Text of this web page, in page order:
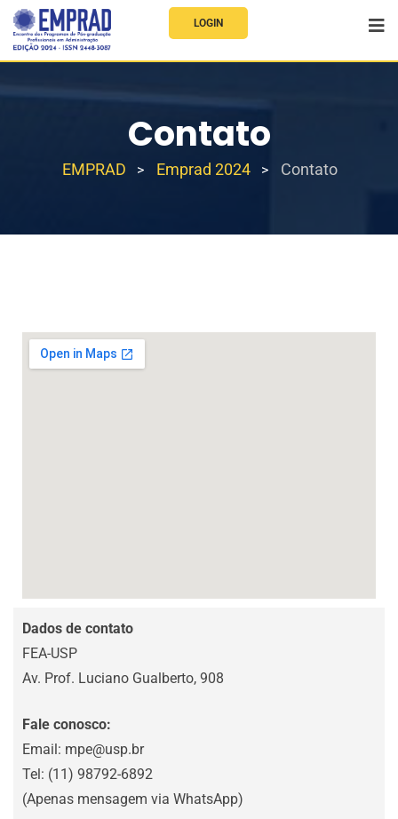
LOGIN
Contato
EMPRAD > Emprad 2024 > Contato
Dados de contato
FEA-USP
Av. Prof. Luciano Gualberto, 908
Fale conosco:
Email: mpe@usp.br
Tel: (11) 98792-6892
(Apenas mensagem via WhatsApp)